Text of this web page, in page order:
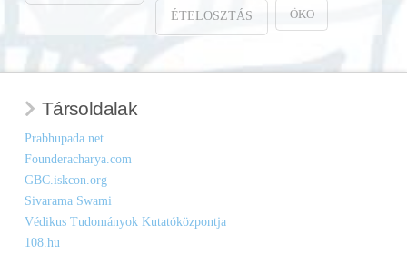
ÉTELOSZTÁS ÖKO
Társoldalak
Prabhupada.net
Founderacharya.com
GBC.iskcon.org
Sivarama Swami
Védikus Tudományok Kutatóközpontja
108.hu